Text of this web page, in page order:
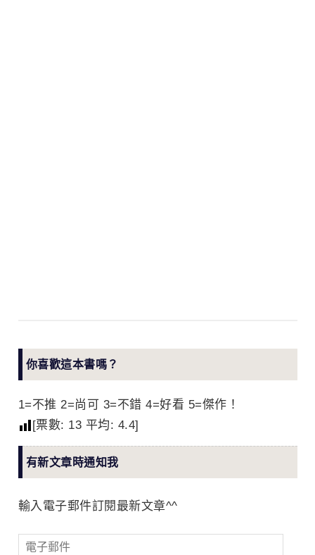
你喜歡這本書嗎？
1=不推 2=尚可 3=不錯 4=好看 5=傑作！
[票數: 13 平均: 4.4]
有新文章時通知我
輸入電子郵件訂閱最新文章^^
電